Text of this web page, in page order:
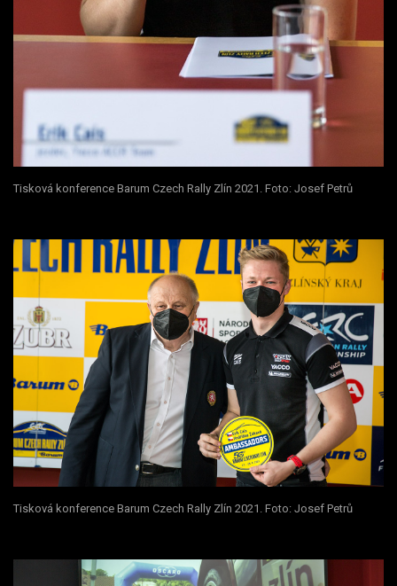
Tisková konference Barum Czech Rally Zlín 2021. Foto: Josef Petrů
Tisková konference Barum Czech Rally Zlín 2021. Foto: Josef Petrů